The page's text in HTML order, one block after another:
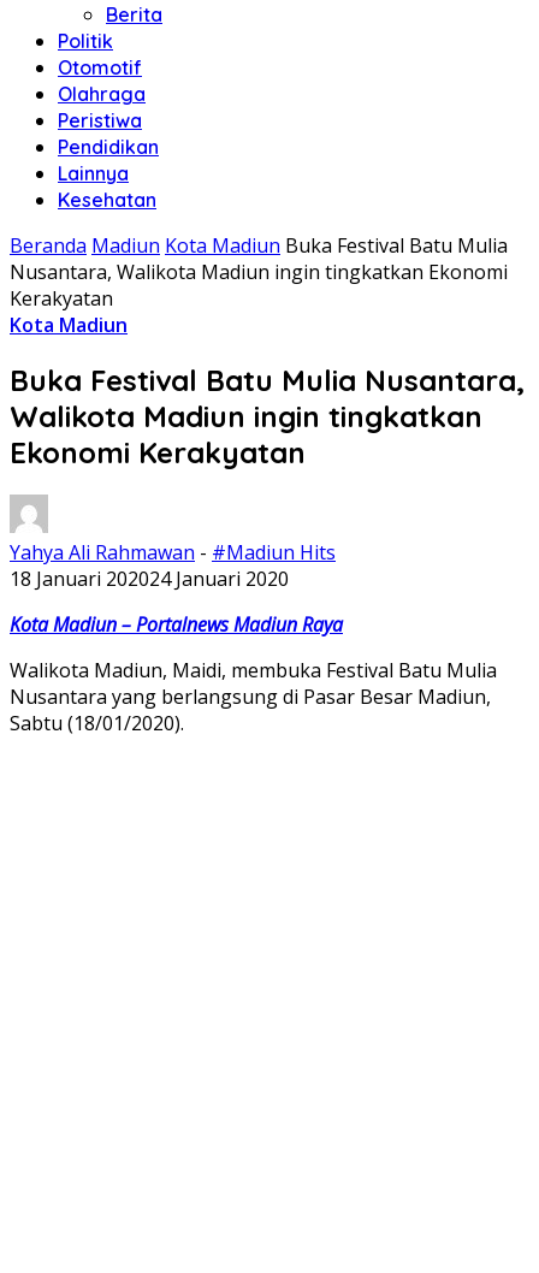
Berita
Politik
Otomotif
Olahraga
Peristiwa
Pendidikan
Lainnya
Kesehatan
Beranda Madiun Kota Madiun Buka Festival Batu Mulia
Nusantara, Walikota Madiun ingin tingkatkan Ekonomi
Kerakyatan
Kota Madiun
Buka Festival Batu Mulia Nusantara,
Walikota Madiun ingin tingkatkan
Ekonomi Kerakyatan
Yahya Ali Rahmawan - #Madiun Hits
18 Januari 202024 Januari 2020
Kota Madiun – Portalnews Madiun Raya
Walikota Madiun, Maidi, membuka Festival Batu Mulia
Nusantara yang berlangsung di Pasar Besar Madiun,
Sabtu (18/01/2020).